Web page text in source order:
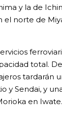
y la de
norte de
total.
tardarán
y Sendai, y
en Iwate.